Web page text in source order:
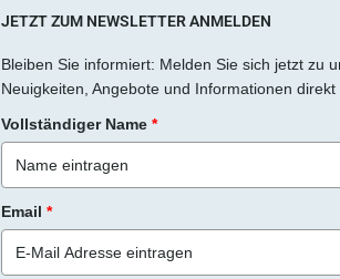
JETZT ZUM NEWSLETTER ANMELDEN
Bleiben Sie informiert: Melden Sie sich jetzt zu
Neuigkeiten, Angebote und Informationen
Vollständiger Name *
Email *